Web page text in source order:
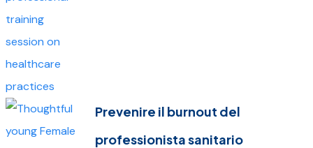
Prevenire il burnout del
professionista sanitario